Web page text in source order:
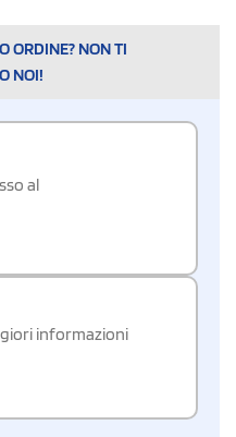
ORDINE? NON TI
NOI!
al
informazioni